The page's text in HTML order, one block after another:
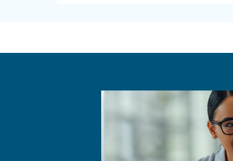
Διαβάστε